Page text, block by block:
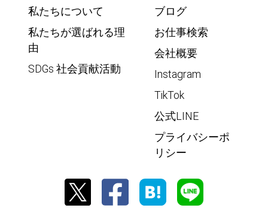
私たちについて
私たちが選ばれる理
由
SDGs 社会貢献活動
ブログ
お仕事検索
会社概要
Instagram
TikTok
公式LINE
プライバシーポ
リシー